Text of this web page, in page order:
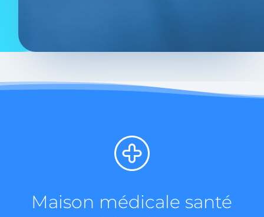
Maison médicale santé